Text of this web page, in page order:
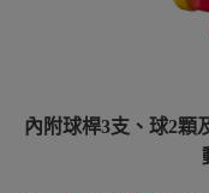
內附球桿3支、球2顆